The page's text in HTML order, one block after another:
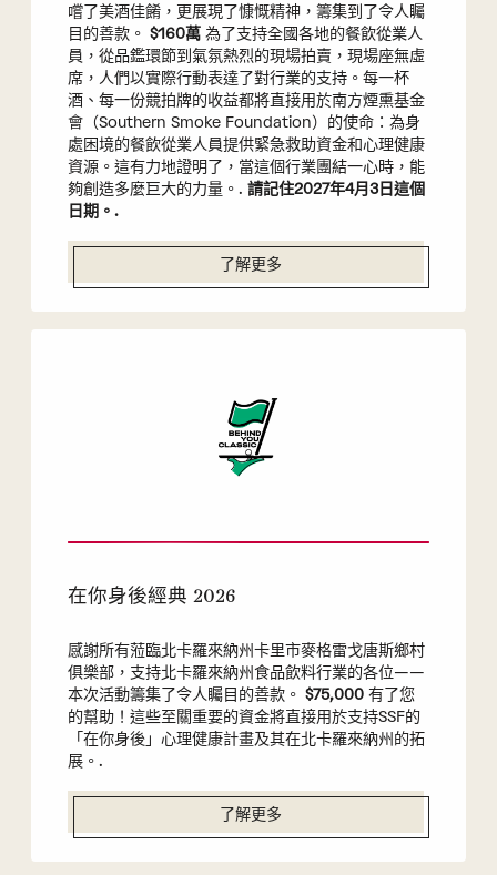
嚐了美酒佳餚，更展現了慷慨精神，籌集到了令人矚
目的善款。 $160萬為了支持全國各地的餐飲從業人
員，從品鑑環節到氣氛熱烈的現場拍賣，現場座無虛
席，人們以實際行動表達了對行業的支持。每一杯
酒、每一份競拍牌的收益都將直接用於南方煙熏基金
會（Southern Smoke Foundation）的使命：為身
處困境的餐飲從業人員提供緊急救助資金和心理健康
資源。這有力地證明了，當這個行業團結一心時，能
夠創造多麼巨大的力量。. 請記住2027年4月3日這個
日期。.
了解更多
在你身後經典 2026
感謝所有蒞臨北卡羅來納州卡里市麥格雷戈唐斯鄉村
俱樂部，支持北卡羅來納州食品飲料行業的各位——
本次活動籌集了令人矚目的善款。 $75,000 有了您
的幫助！這些至關重要的資金將直接用於支持SSF的
「在你身後」心理健康計畫及其在北卡羅來納州的拓
展。.
了解更多